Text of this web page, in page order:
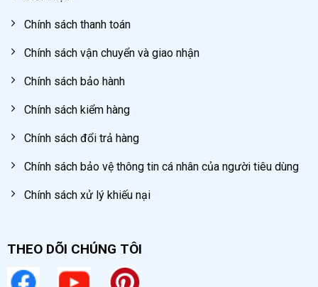
đầu vào, hạn chế làm xước piston.
Van xả đáy để loại bỏ nước thải trong bình chứa,
han chế han gỉ bình.
Hệ thống bánh xe, tay kéo dễ dàng di chuyển
Chính sách thanh toán
Chính sách vận chuyển và giao nhận
Chính sách bảo hành
Chính sách kiểm hàng
Chính sách đổi trả hàng
Chính sách bảo vệ thông tin cá nhân của người tiêu dùng
Chính sách xử lý khiếu nại
THEO DÕI CHÚNG TÔI